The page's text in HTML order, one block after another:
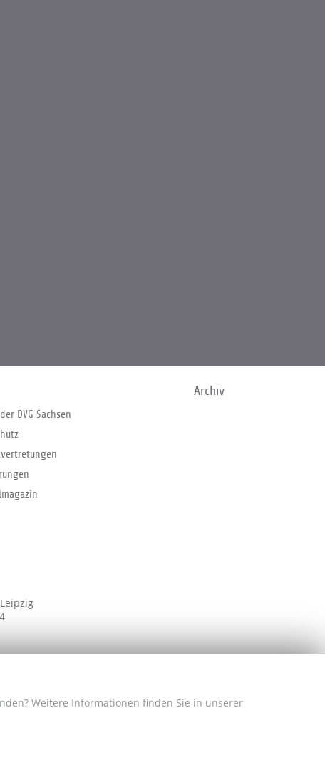
DVG Sachsen
Archiv
Weitere Informationen finden Sie in unserer